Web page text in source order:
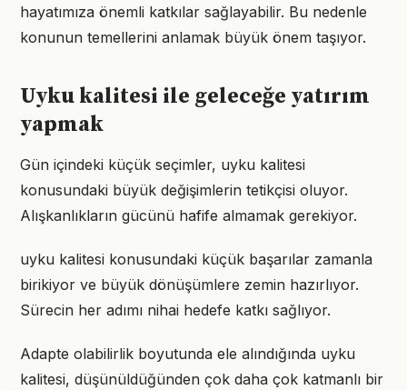
hayatımıza önemli katkılar sağlayabilir. Bu nedenle
konunun temellerini anlamak büyük önem taşıyor.
Uyku kalitesi ile geleceğe yatırım
yapmak
Gün içindeki küçük seçimler, uyku kalitesi
konusundaki büyük değişimlerin tetikçisi oluyor.
Alışkanlıkların gücünü hafife almamak gerekiyor.
uyku kalitesi konusundaki küçük başarılar zamanla
birikiyor ve büyük dönüşümlere zemin hazırlıyor.
Sürecin her adımı nihai hedefe katkı sağlıyor.
Adapte olabilirlik boyutunda ele alındığında uyku
kalitesi, düşünüldüğünden çok daha çok katmanlı bir